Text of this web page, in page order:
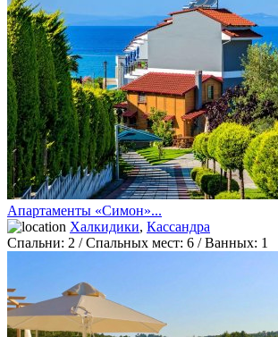
Апартаменты «Симон»...
Халкидики, Кассандра
Спальни: 2 / Спальных мест: 6 /Ванных: 1